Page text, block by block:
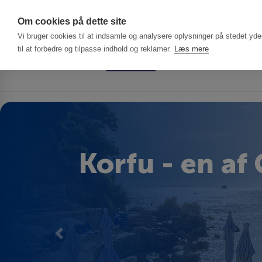
Om cookies på dette site
Vi bruger cookies til at indsamle og analysere oplysninger på stedet
til at forbedre og tilpasse indhold og reklamer. Læs mere
Korfu - en af
Previous